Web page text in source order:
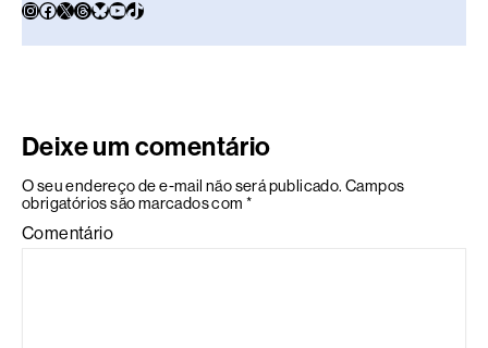
Deixe um comentário
O seu endereço de e-mail não será publicado. Campos
obrigatórios são marcados com *
Comentário